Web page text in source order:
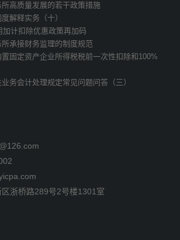
所高质量发展的若干政策措施
解释实务（十）
加计扣除优惠政策再加码
所承接财务监理的制度规范
固定资产企业所得税税前一次性扣除和100%
务会计处理规定常见问题问答（三）
浙桥路289号2号楼1301室